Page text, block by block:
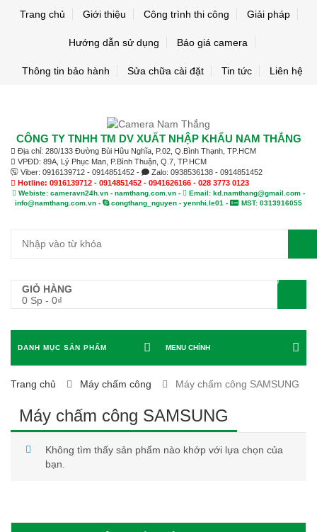
Trang chủ Giới thiệu Công trình thi công Giải pháp
Hướng dẫn sử dụng Báo giá camera
Thông tin bảo hành Sửa chữa cài đặt Tin tức Liên hệ
CÔNG TY TNHH TM DV XUẤT NHẬP KHẨU NAM THẮNG
Địa chỉ: 280/133 Đường Bùi Hữu Nghĩa, P.02, Q.Bình Thạnh, TP.HCM
VPĐD: 89A, Lý Phục Man, P.Bình Thuận, Q.7, TP.HCM
Viber: 0916139712 - 0914851452 -
Zalo: 0938536138 - 0914851452
Hotline: 0916139712 - 0914851452 - 0941626166 - 028 3773 0123
Webiste: cameravn24h.vn - namthang.com.vn -
Email: kd.namthang@gmail.com -
info@namthang.com.vn -
congthang_nguyen - yennhi.le01 - MST: 0313916055
GIỎ HÀNG
0 Sp - 0₫
0
DANH MỤC SẢN PHẨM MENU CHÍNH
Trang chủ Máy chấm công Máy chấm công SAMSUNG
Máy chấm công SAMSUNG
Không tìm thấy sản phẩm nào khớp với lựa chọn của
bạn.